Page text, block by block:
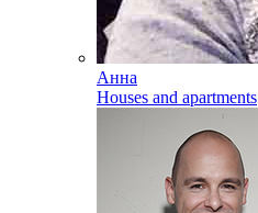
Анна
Houses and apartments